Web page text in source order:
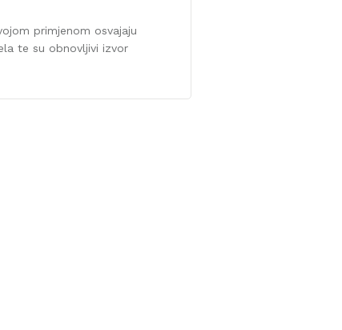
primjenom osvajaju
te su obnovljivi izvor